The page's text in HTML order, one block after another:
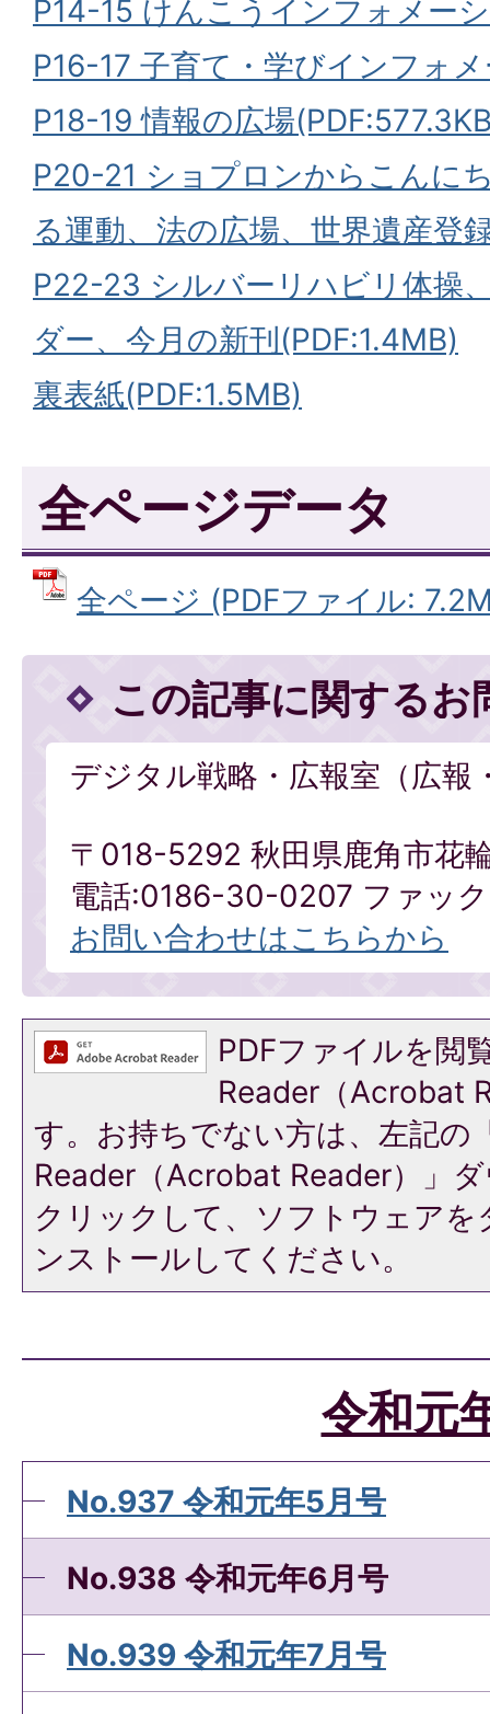
P14-15 けんこうインフォメー
P16-17 子育て・学びインフォ
P18-19 情報の広場
P20-21 ショプロンからこんに
る運動、法の広場、世界遺産登
P22-23 シルバーリハビリ体操
ダー、今月の新刊(PDF:1.4MB)
裏表紙(PDF:1.5MB)
全ページデータ
全ページ (PDFファイル:
この記事に関するお
デジタル戦略・広報室（広報
〒018-5292 秋田県鹿角市花
電話:0186-30-0207 ファッ
お問い合わせはこちらから
PDFファイルを閲
Reader（Acrobat
す。お持ちでない方は、左記の
Reader（Acrobat Reader）」
クリックして、ソフトウェア
ンストールしてください。
令和元
No.937 令和元年5月号
No.938 令和元年6月号
No.939 令和元年7月号